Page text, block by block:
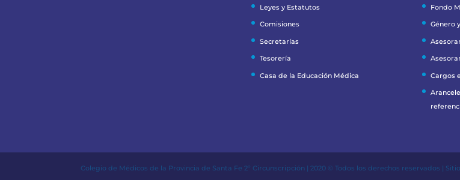
Leyes y Estatutos
Comisiones
Secretarías
Tesorería
Casa de la Educación Médica
Fondo
Género
Cargos
Colegio de Médicos de la Provincia de Santa Fe 2º Circunscripción | 2020 © Todos los derechos reservados |